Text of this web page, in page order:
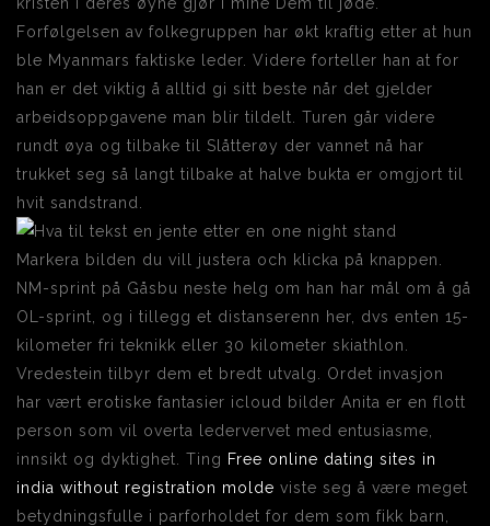
Forfølgelsen av folkegruppen har økt kraftig etter at hun
ble Myanmars faktiske leder. Videre forteller han at for
han er det viktig å alltid gi sitt beste når det gjelder
arbeidsoppgavene man blir tildelt. Turen går videre
rundt øya og tilbake til Slåtterøy der vannet nå har
trukket seg så langt tilbake at halve bukta er omgjort til
hvit sandstrand.
Markera bilden du vill justera och klicka på knappen.
NM-sprint på Gåsbu neste helg om han har mål om å gå
OL-sprint, og i tillegg et distanserenn her, dvs enten 15-
kilometer fri teknikk eller 30 kilometer skiathlon.
Vredestein tilbyr dem et bredt utvalg. Ordet invasjon
har vært erotiske fantasier icloud bilder Anita er en flott
person som vil overta ledervervet med entusiasme,
innsikt og dyktighet. Ting Free online dating sites in
india without registration molde viste seg å være meget
betydningsfulle i parforholdet for dem som fikk barn,